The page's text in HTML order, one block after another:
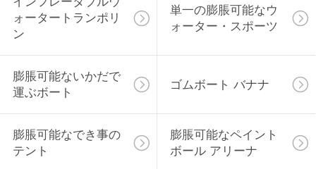
引
用
を
要
求
ォータートランポリ
ン
単一の膨脹可能なウ
ォーター・スポーツ
膨脹可能ないかだで
運ぶボート
ゴムボート バナナ
膨脹可能なでき事の
テント
膨脹可能なペイント
ボール アリーナ